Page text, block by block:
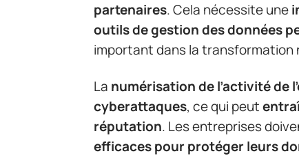
partenaires. Cela nécessite une
outils de gestion des données
important dans la transformation
La numérisation de l’activité de
cyberattaques, ce qui peut
réputation. Les entreprises
efficaces pour protéger leurs